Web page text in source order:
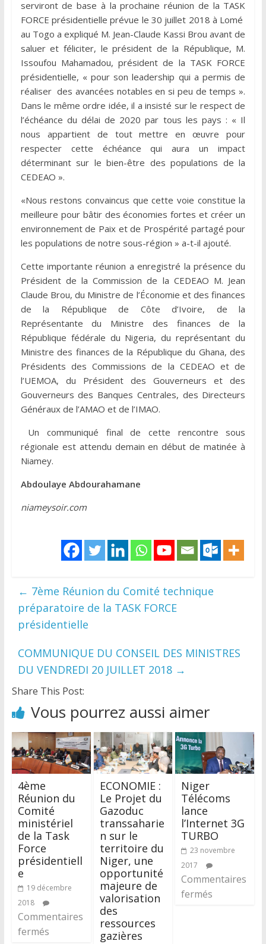
serviront de base à la prochaine réunion de la TASK
FORCE présidentielle prévue le 30 juillet 2018 à Lomé
au Togo a expliqué M. Jean-Claude Kassi Brou avant de
saluer et féliciter, le président de la République, M.
Issoufou Mahamadou, président de la TASK FORCE
présidentielle, « pour son leadership qui a permis de
réaliser des avancées notables en si peu de temps ».
Dans le même ordre idée, il a insisté sur le respect de
l’échéance du délai de 2020 par tous les pays : « Il
nous appartient de tout mettre en œuvre pour
respecter cette échéance qui aura un impact
déterminant sur le bien-être des populations de la
CEDEAO ».
«Nous restons convaincus que cette voie constitue la
meilleure pour bâtir des économies fortes et créer un
environnement de Paix et de Prospérité partagé pour
les populations de notre sous-région » a-t-il ajouté.
Cette importante réunion a enregistré la présence du
Président de la Commission de la CEDEAO M. Jean
Claude Brou, du Ministre de l’Économie et des finances
de la République de Côte d’Ivoire, de la
Représentante du Ministre des finances de la
République fédérale du Nigeria, du représentant du
Ministre des finances de la République du Ghana, des
Présidents des Commissions de la CEDEAO et de
l’UEMOA, du Président des Gouverneurs et des
Gouverneurs des Banques Centrales, des Directeurs
Généraux de l’AMAO et de l’IMAO.
Un communiqué final de cette rencontre sous
régionale est attendu demain en début de matinée à
Niamey.
Abdoulaye Abdourahamane
niameysoir.com
← 7ème Réunion du Comité technique
préparatoire de la TASK FORCE
présidentielle
COMMUNIQUE DU CONSEIL DES MINISTRES
DU VENDREDI 20 JUILLET 2018 →
Share This Post:
Vous pourrez aussi aimer
4ème
Réunion du
Comité
ministériel
de la Task
Force
présidentiell
e
19 décembre
2018
Commentaires
fermés
ECONOMIE :
Le Projet du
Gazoduc
transsaharie
n sur le
territoire du
Niger, une
opportunité
majeure de
valorisation
des
ressources
gazières
Niger
Télécoms
lance
l’Internet 3G
TURBO
23 novembre
2017
Commentaires
fermés